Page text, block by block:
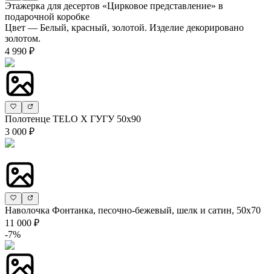
Этажерка для десертов «Цирковое представление» в
подарочной коробке
Цвет — Белый, красный, золотой. Изделие декорировано
золотом.
4 990 ₽
Полотенце TELO X ГУГУ 50х90
3 000 ₽
Наволочка Фонтанка, песочно-бежевый, шелк и сатин, 50х70
11 000 ₽
-7%